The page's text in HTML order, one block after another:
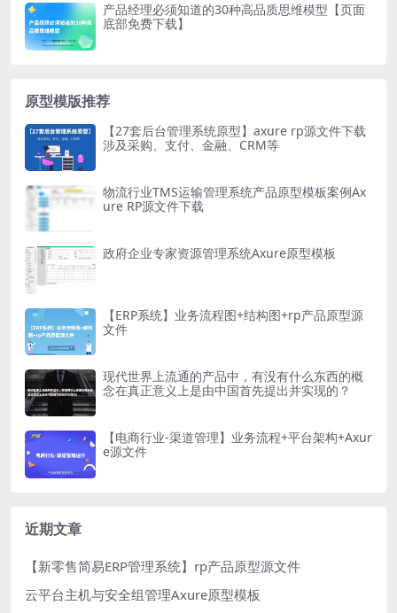
产品经理必须知道的30种高品质思维模型【页面
底部免费下载】
原型模版推荐
【27套后台管理系统原型】axure rp源文件下载
涉及采购、支付、金融、CRM等
物流行业TMS运输管理系统产品原型模板案例Ax
ure RP源文件下载
政府企业专家资源管理系统Axure原型模板
【ERP系统】业务流程图+结构图+rp产品原型源
文件
现代世界上流通的产品中，有没有什么东西的概
念在真正意义上是由中国首先提出并实现的？
【电商行业-渠道管理】业务流程+平台架构+Axur
e源文件
近期文章
【新零售简易ERP管理系统】rp产品原型源文件
云平台主机与安全组管理Axure原型模板